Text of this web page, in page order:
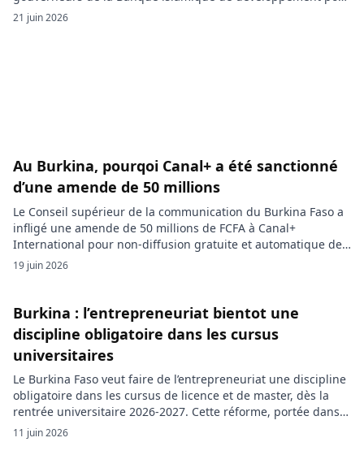
un mandat d’un an. L’élection a eu lieu à Bakou, en
21 juin 2026
Au Burkina, pourqoi Canal+ a été sanctionné
d’une amende de 50 millions
Le Conseil supérieur de la communication du Burkina Faso a
infligé une amende de 50 millions de FCFA à Canal+
International pour non-diffusion gratuite et automatique des
chaînes publiques de la RTB à ses abonnés. Le régulateur
reproche à l’opérateur français de ne pas avoir respecté une
19 juin 2026
Burkina : l’entrepreneuriat bientot une
discipline obligatoire dans les cursus
universitaires
Le Burkina Faso veut faire de l’entrepreneuriat une discipline
obligatoire dans les cursus de licence et de master, dès la
rentrée universitaire 2026-2027. Cette réforme, portée dans
le cadre de l’Initiative présidentielle pour une éducation de
qualité pour tous, vise à mieux préparer les étudiants à
11 juin 2026